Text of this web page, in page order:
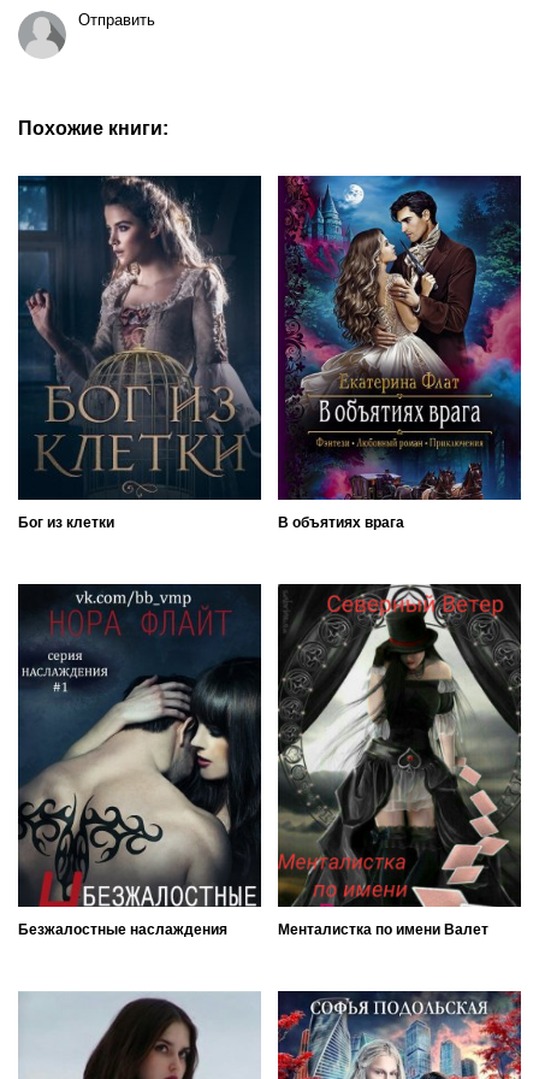
Отправить
Похожие книги:
Бог из клетки В объятиях врага
Безжалостные наслаждения Менталистка по имени Валет